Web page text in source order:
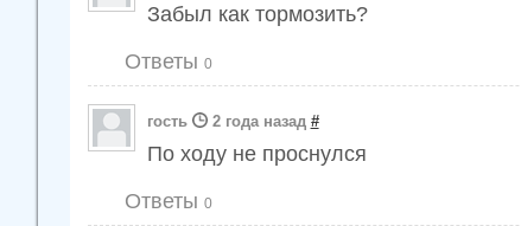
Забыл как тормозить?
Ответы 0
гость 2 года назад #
По ходу не проснулся
Ответы 0